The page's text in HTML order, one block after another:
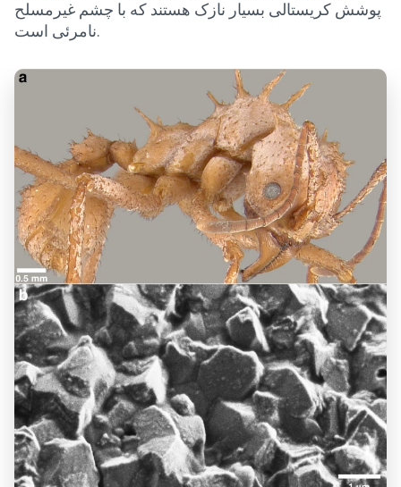
پوشش کریستالی بسیار نازک هستند که با چشم غیرمسلح
نامرئی است.